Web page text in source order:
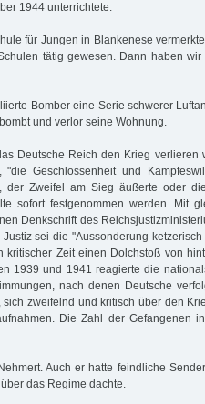
1944 unterrichtete.
für Jungen in Blankenese
tätig gewesen. Dann haben
Bomber eine Serie schwerer
und verlor seine Wohnung.
Deutsche Reich den Krieg verlieren
"die Geschlossenheit und
der Zweifel am Sieg äußerte oder
sofort festgenommen werden. Mit
Denkschrift des
sei die "Aussonderung
kritischer Zeit einen Dolchstoß von
1939 und 1941 reagierte die
nach denen Deutsche
zweifelnd und kritisch über den
Die Zahl der Gefangenen
Auch er hatte feindliche
das Regime dachte.